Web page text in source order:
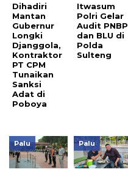
Dihadiri
Mantan
Gubernur
Longki
Djanggola,
Kontraktor
PT CPM
Tunaikan
Sanksi
Adat di
Poboya
Itwasum
Polri Gelar
Audit PNBP
dan BLU di
Polda
Sulteng
Palu Palu